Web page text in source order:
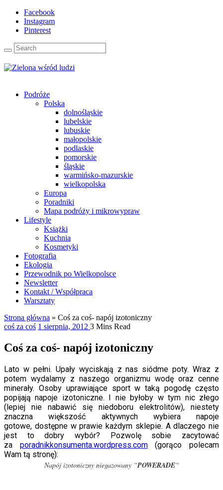
Facebook
Instagram
Pinterest
Podróże
Polska
dolnośląskie
lubelskie
lubuskie
małopolskie
podlaskie
pomorskie
śląskie
warmińsko-mazurskie
wielkopolska
Europa
Poradniki
Mapa podróży i mikrowypraw
Lifestyle
Książki
Kuchnia
Kosmetyki
Fotografia
Ekologia
Przewodnik po Wielkopolsce
Newsletter
Kontakt / Współpraca
Warsztaty
Strona główna » Coś za coś- napój izotoniczny
coś za coś 1 sierpnia, 2012 3 Mins Read
Coś za coś- napój izotoniczny
Lato w pełni. Upały wyciskają z nas siódme poty. Wraz z
potem wydalamy z naszego organizmu wodę oraz cenne
minerały. Osoby uprawiające sport w taką pogodę często
popijają napoje izotoniczne. I nie byłoby w tym nic złego
(lepiej nie nabawić się niedoboru elektrolitów), niestety
znaczna większość aktywnych wybiera napoje
gotowe, dostępne w prawie każdym sklepie. A dlaczego nie
jest to dobry wybór? Pozwolę sobie zacytować
za poradnikkonsumenta.wordpress.com(gorąco polecam
Wam tą stronę):
Napój izotoniczny niegazowany “POWERADE“